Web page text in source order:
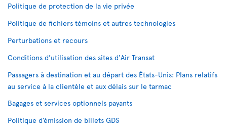
Politique de protection de la vie privée
Politique de fichiers témoins et autres technologies
Perturbations et recours
Conditions d’utilisation des sites d'Air Transat
Passagers à destination et au départ des États-Unis: Plans relatifs
au service à la clientèle et aux délais sur le tarmac
Bagages et services optionnels payants
Politique d’émission de billets GDS